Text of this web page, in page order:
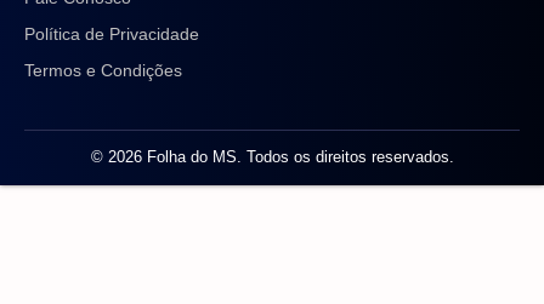
Política de Privacidade
Termos e Condições
© 2026 Folha do MS. Todos os direitos reservados.